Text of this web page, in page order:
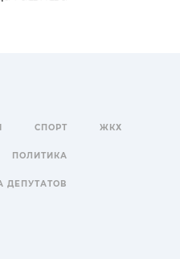
СПОРТ ЖКХ
ПОЛИТИКА
ДЕПУТАТОВ